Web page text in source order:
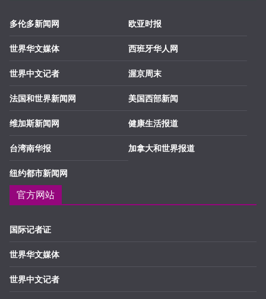
多伦多新闻网
世界华文媒体
世界中文记者
法国和世界新闻网
维加斯新闻网
台湾南华报
纽约都市新闻网
欧亚时报
西班牙华人网
渥京周末
美国西部新闻
健康生活报道
加拿大和世界报道
官方网站
国际记者证
世界华文媒体
世界中文记者